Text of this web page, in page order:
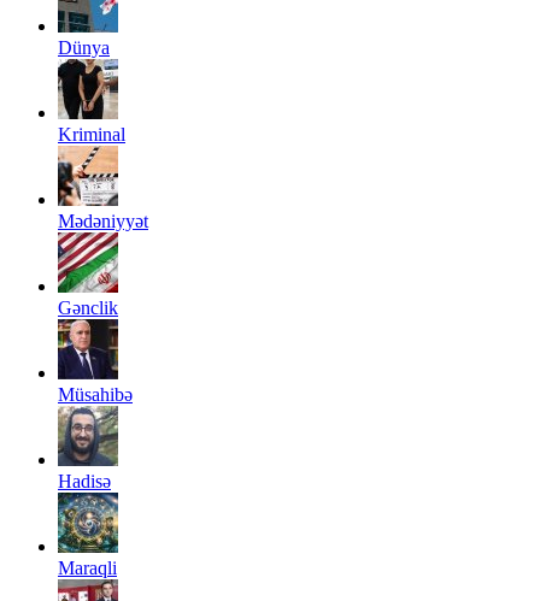
Dünya
Kriminal
Mədəniyyət
Gənclik
Müsahibə
Hadisə
Maraqli